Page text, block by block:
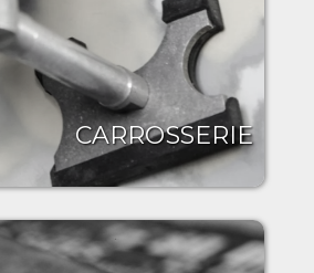
CARROSSERIE